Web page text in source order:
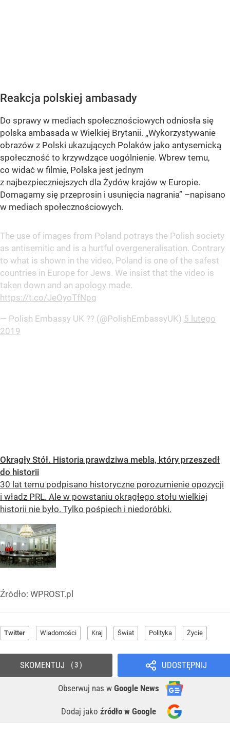
Reakcja polskiej ambasady
Do sprawy w mediach społecznościowych odniosła się
polska ambasada w Wielkiej Brytanii. „Wykorzystywanie
obrazów z Polski ukazujących Polaków jako antysemicką
społeczność to krzywdzące uogólnienie. Wbrew temu,
co widać w filmie, Polska jest jednym
z najbezpieczniejszych dla Żydów krajów w Europie.
Domagamy się przeprosin i usunięcia nagrania” –napisano
w mediach społecznościowych.
The use of images from Poland potrays the Polish society
as antisemitic and is a hurtful overgeneralisation. Contrary
to what is shown in the video, Poland is one of the safest
countries in Europe for Jews. We insist that the video is
taken down and an apology made.
https://t.co/JeOyoTfNpg
— Polish Embassy UK ?? (@PolishEmbassyUK) 5 lutego
2019
Okrągły Stół. Historia prawdziwa mebla, który przeszedł
do historii
30 lat temu podpisano historyczne porozumienie opozycji
i władz PRL. Ale w powstaniu okrągłego stołu wielkiej
historii nie było. Tylko pośpiech i niedoróbki.
Źródło: WPROST.pl
Twitter Wiadomości Kraj Świat Polityka Życie
UDOSTĘPNIJ
Obserwuj nas w Google News
Dodaj jako źródło w Google
SKOMENTUJ 3